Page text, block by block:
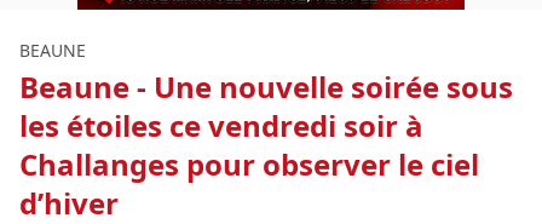
BEAUNE
Beaune - Une nouvelle soirée sous
les étoiles ce vendredi soir à
Challanges pour observer le ciel
d’hiver